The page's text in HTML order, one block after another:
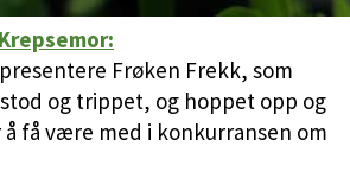
Frøken Frekk, som
og trippet, og hoppet opp og
få være med i konkurransen om